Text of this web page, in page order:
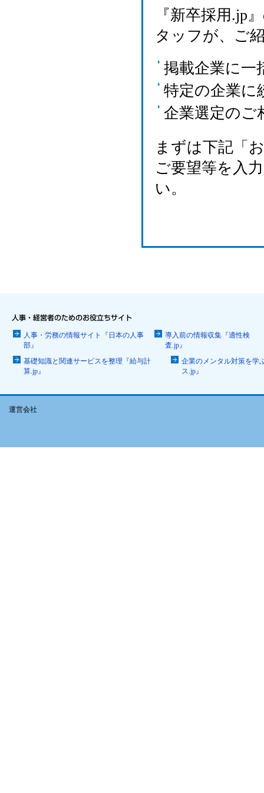
『新卒採用.jp
タッフが、ご
掲載企業に一
特定の企業に
企業選定のご
まずは下記「
ご要望等を入
い。
人事・労務の情報サイト『日本の人事
部』
導入前の情報収集『適性検
査.jp』
基礎知識と関連サービスを整理『給与計
算.jp』
企業のメンタル対策を学
ス.jp』
運営会社